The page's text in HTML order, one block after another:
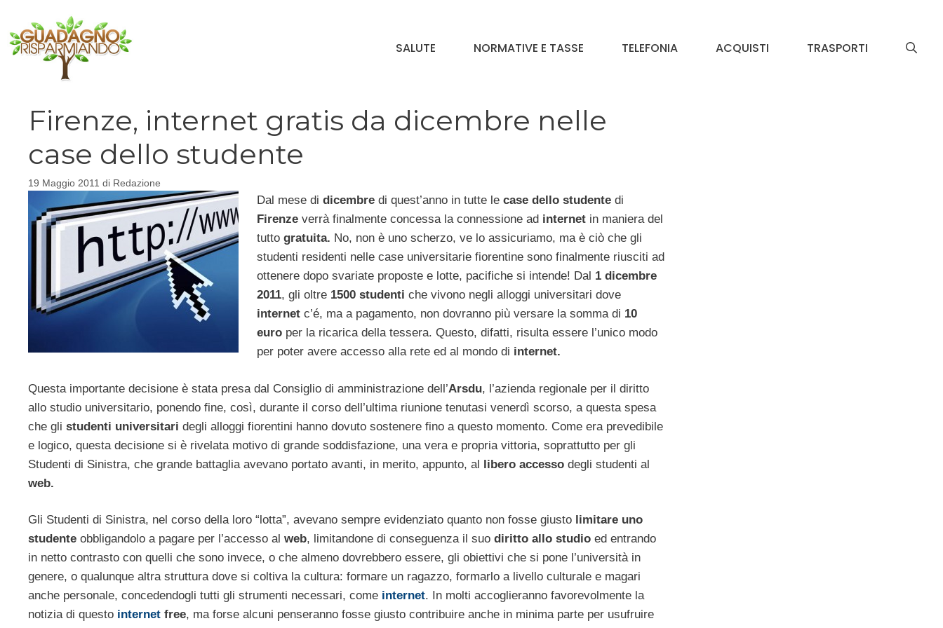
contenuto
SALUTE NORMATIVE E TASSE TELEFONIA ACQUISTI TRASPORTI
Firenze, internet gratis da dicembre nelle
case dello studente
19 Maggio 2011 di Redazione
Dal mese di dicembredi quest’anno in tutte le case dello studentedi
Firenzeverrà finalmente concessa la connessione ad internetin maniera del
tuttogratuita. No, non è uno scherzo, ve lo assicuriamo, ma è ciò che gli
studenti residenti nelle case universitarie fiorentine sono finalmente riusciti ad
ottenere dopo svariate proposte e lotte, pacifiche si intende! Dal 1 dicembre
2011, gli oltre 1500 studenti che vivono negli alloggi universitari dove
internetc’é, ma a pagamento, non dovranno più versare la somma di 10
europer la ricarica della tessera. Questo, difatti, risulta essere l’unico modo
per poter avere accesso alla rete ed al mondo di internet.
Questa importante decisione è stata presa dal Consiglio di amministrazione dell’Arsdu, l’azienda regionale per il diritto
allo studio universitario, ponendo fine, così, durante il corso dell’ultima riunione tenutasi venerdì scorso, a questa spesa
che gli studenti universitari degli alloggi fiorentini hanno dovuto sostenere fino a questo momento. Come era prevedibile
e logico, questa decisione si è rivelata motivo di grande soddisfazione, una vera e propria vittoria, soprattutto per gli
Studenti di Sinistra, che grande battaglia avevano portato avanti, in merito, appunto, al libero accesso degli studenti al
web.
Gli Studenti di Sinistra, nel corso della loro “lotta”, avevano sempre evidenziato quanto non fosse giusto limitare uno
studente obbligandolo a pagare per l’accesso al web, limitandone di conseguenza il suo diritto allo studio ed entrando
in netto contrasto con quelli che sono invece, o che almeno dovrebbero essere, gli obiettivi che si pone l’università in
genere, o qualunque altra struttura dove si coltiva la cultura: formare un ragazzo, formarlo a livello culturale e magari
anche personale, concedendogli tutti gli strumenti necessari, come internet. In molti accoglieranno favorevolmente la
notizia di questo internet free, ma forse alcuni penseranno fosse giusto contribuire anche in minima parte per usufruire